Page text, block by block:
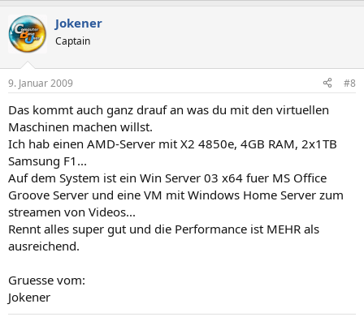
Jokener
Captain
9. Januar 2009 #8
Das kommt auch ganz drauf an was du mit den virtuellen
Maschinen machen willst.
Ich hab einen AMD-Server mit X2 4850e, 4GB RAM, 2x1TB
Samsung F1...
Auf dem System ist ein Win Server 03 x64 fuer MS Office
Groove Server und eine VM mit Windows Home Server zum
streamen von Videos...
Rennt alles super gut und die Performance ist MEHR als
ausreichend.
Gruesse vom:
Jokener